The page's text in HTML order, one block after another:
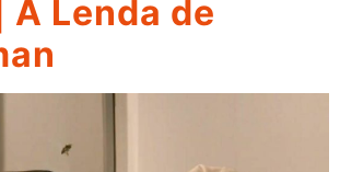
Lenda de